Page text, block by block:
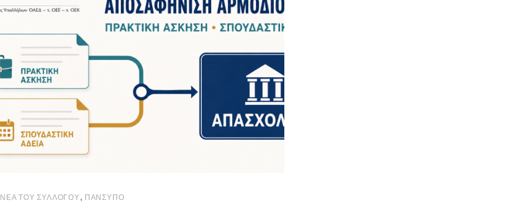
ΝΈΑ ΤΟΥ ΣΥΛΛΌΓΟΥ, ΠΑΝΣΥΠΟ